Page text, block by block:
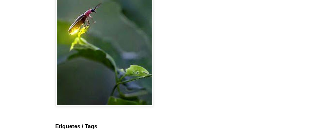
Etiquetes / Tags